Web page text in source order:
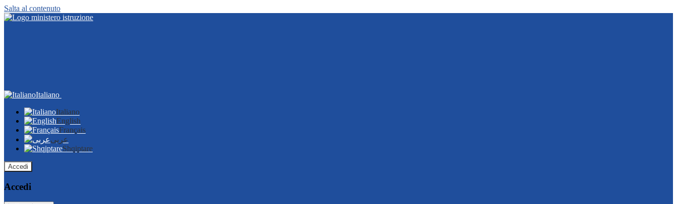
Salta al contenuto
Italiano
Italiano
English
Français
عربى
Shqiptare
Accedi
Accedi